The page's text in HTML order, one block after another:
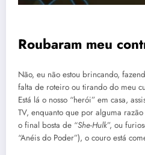
Roubaram meu
Não, eu não estou brincando,
falta de roteiro ou tirando do meu
Está lá o nosso “herói” em casa,
TV, enquanto que por alguma
o final bosta de “She-Hulk”, ou
“Anéis do Poder”), o couro está